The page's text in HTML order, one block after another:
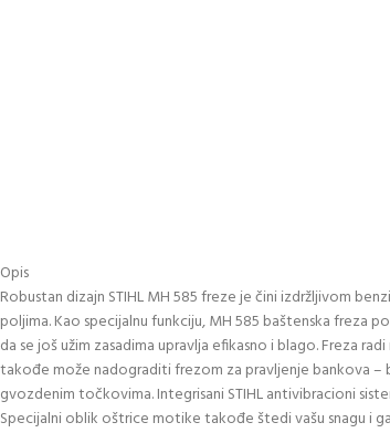
Opis
Robustan dizajn STIHL MH 585 freze je čini izdržljivom
poljima. Kao specijalnu funkciju, MH 585 baštenska freza
da se još užim zasadima upravlja efikasno i blago. Freza
takođe može nadograditi frezom za pravljenje bankova –
gvozdenim točkovima. Integrisani STIHL antivibracioni
Specijalni oblik oštrice motike takođe štedi vašu snagu i